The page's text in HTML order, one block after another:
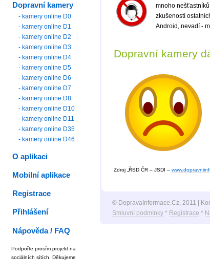
mnoho
zkušeností
Android, nevadí -
Dopravní kamery
Zdroj „ŘSD ČR – JSDI –
© DopravaInformace.Cz, 2011 |
Smluvní podmínky* Registrace *
Dopravní kamery
- kamery online D0
- kamery online D1
- kamery online D2
- kamery online D3
- kamery online D4
- kamery online D5
- kamery online D6
- kamery online D7
- kamery online D8
- kamery online D10
- kamery online D11
- kamery online D35
- kamery online D46
O aplikaci
Mobilní aplikace
Registrace
Přihlášení
Nápověda / FAQ
Podpořte prosím projekt na
sociálních sítích. Děkujeme